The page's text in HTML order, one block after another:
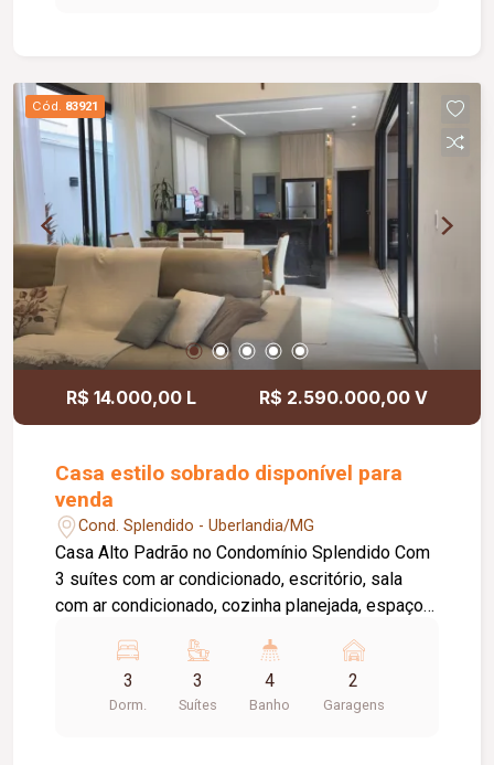
Cód. 83921
R$ 14.000,00 L R$ 2.590.000,00 V
Casa estilo sobrado disponível para
venda
Cond. Splendido - Uberlandia/MG
Casa Alto Padrão no Condomínio Splendido Com
3 suítes com ar condicionado, escritório, sala
com ar condicionado, cozinha planejada, espaço
paisagismo completo. Garagem coberta para 2
Terreno de 360m² Área construída de 208m²
3
Dorm.
3
Suítes
4
Banho
2
Garagens